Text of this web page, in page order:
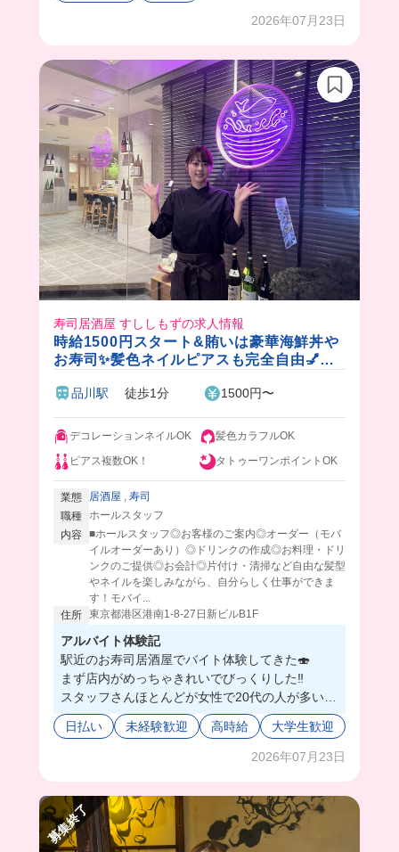
たまにご褒美でこぼれいくら丼食べれるんだって
まかないは日替わりだから毎回楽しみすぎるね❣️
2026年07月23日
寿司居酒屋 すししもずの求人情報
時給1500円スタート&賄いは豪華海鮮丼や
お寿司✨髪色ネイルピアスも完全自由💅ス
友達が増えちゃうかも🤝💓
品川駅 徒歩1分 1500円〜
デコレーションネイルOK
髪色カラフルOK
ピアス複数OK！
タトゥーワンポイントOK
業態 居酒屋
寿司
職種
ホールスタッフ
内容 ■ホールスタッフ◎お客様のご案内◎オーダー（モバ
イルオーダーあり）◎ドリンクの作成◎お料理・ドリ
ンクのご提供◎お会計◎片付け・清掃など自由な髪型
やネイルを楽しみながら、自分らしく仕事ができま
す！モバイ...
住所 東京都港区港南1-8-27日新ビルB1F
アルバイト体験記
駅近のお寿司居酒屋でバイト体験してきた🍣
まず店内がめっちゃきれいでびっくりした‼️
スタッフさんほとんどが女性で20代の人が多いみ
たいで、絶対すぐに友達になれちゃいそう😖🩷
店長さんに色々教えてもらったんだけど、丁寧に
まかないはめっちゃ豪華で、海鮮丼に金目鯛の煮
付けだったよ！めっちゃ美味しかったの〜💞しか
もたまにお寿司も食べれるみたいで最高すぎ
日払い 未経験歓迎 高時給 大学生歓迎
2026年07月23日
募集終了